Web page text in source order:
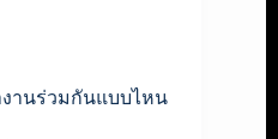
งานร่วมกันแบบไหน